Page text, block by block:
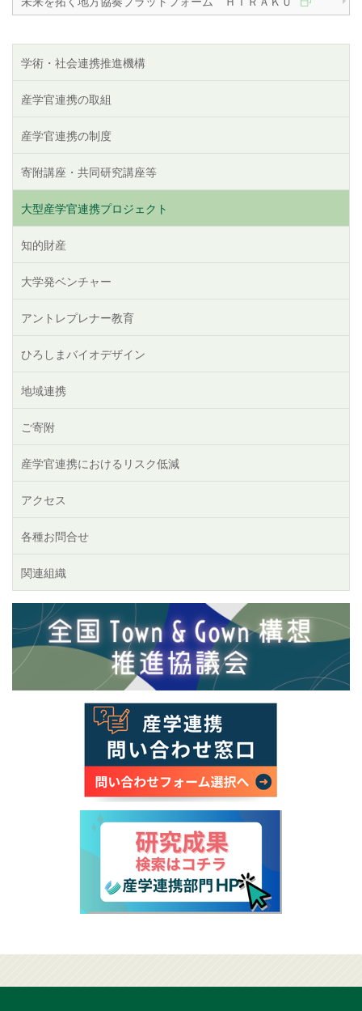
学術・社会連携推進機構
産学官連携の取組
産学官連携の制度
寄附講座・共同研究講座等
大型産学官連携プロジェクト
知的財産
大学発ベンチャー
アントレプレナー教育
ひろしまバイオデザイン
地域連携
ご寄附
産学官連携におけるリスク低減
アクセス
各種お問合せ
関連組織